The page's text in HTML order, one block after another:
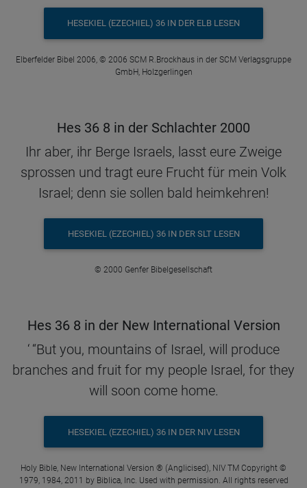
HESEKIEL (EZECHIEL) 36 IN DER ELB LESEN
Elberfelder Bibel 2006, © 2006 SCM R.Brockhaus in der SCM Verlagsgruppe
GmbH, Holzgerlingen
Hes 36 8 in der Schlachter 2000
Ihr aber, ihr Berge Israels, lasst eure Zweige
sprossen und tragt eure Frucht für mein Volk
Israel; denn sie sollen bald heimkehren!
HESEKIEL (EZECHIEL) 36 IN DER SLT LESEN
© 2000 Genfer Bibelgesellschaft
Hes 36 8 in der New International Version
‘ “But you, mountains of Israel, will produce
branches and fruit for my people Israel, for they
will soon come home.
HESEKIEL (EZECHIEL) 36 IN DER NIV LESEN
Holy Bible, New International Version ® (Anglicised), NIV TM Copyright ©
1979, 1984, 2011 by Biblica, Inc. Used with permission. All rights reserved